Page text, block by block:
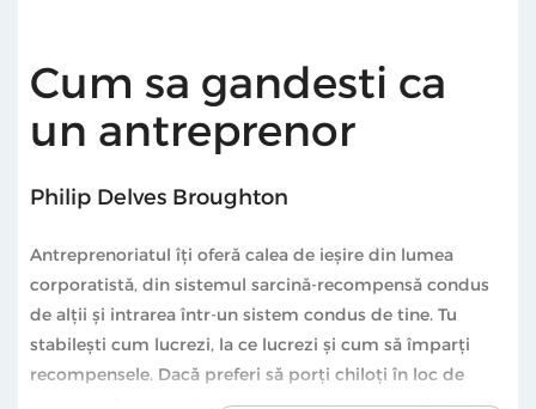
Cum sa gandesti ca
un antreprenor
Philip Delves Broughton
Antreprenoriatul îţi oferă calea de ieşire din lumea
corporatistă, din sistemul sarcină-recompensă condus
de alţii și intrarea într-un sistem condus de tine. Tu
stabileşti cum lucrezi, la ce lucrezi şi cum să împarţi
recompensele. Dacă preferi să porţi chiloţi în loc de
costum, să renunţi la a te prezenta la toate şedinţele şi